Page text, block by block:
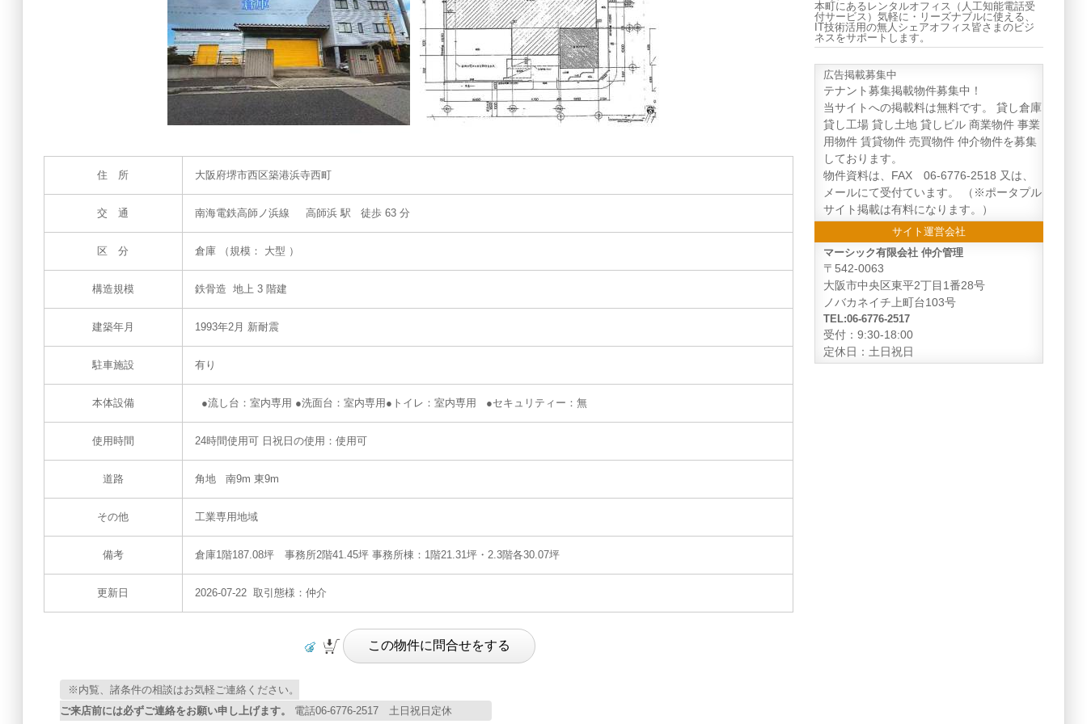
住 所 大阪府堺市西区築港浜寺西町
交 通 南海電鉄高師ノ浜線 高師浜 駅 徒歩 63 分
区 分 倉庫 （規模： 大型 ）
構造規模 鉄骨造 地上 3 階建
建築年月 1993年2月 新耐震
駐車施設 有り
本体設備 ●流し台：室内専用 ●洗面台：室内専用●トイレ：室内専用 ●セキュリティー：無
使用時間 24時間使用可 日祝日の使用：使用可
道路 角地 南9m 東9m
その他 工業専用地域
備考 倉庫1階187.08坪 事務所2階41.45坪 事務所棟：1階21.31坪・2.3階各30.07坪
更新日 2026-07-22 取引態様：仲介
※内覧、諸条件の相談はお気軽ご連絡ください。
ご来店前には必ずご連絡をお願い申し上げます。 電話06-6776-2517 土日祝日定休
本町にあるレンタルオフィス（人工知能電話受
付サービス）気軽に・リーズナブルに使える、
IT技術活用の無人シェアオフィス皆さまのビジ
ネスをサポートします。
広告掲載募集中
テナント募集掲載物件募集中！
当サイトへの掲載料は無料です。 貸し倉庫
貸し工場 貸し土地 貸しビル 商業物件 事業
用物件 賃貸物件 売買物件 仲介物件を募集
しております。
物件資料は、FAX 06-6776-2518 又は、
メールにて受付ています。 （※ポータプル
サイト掲載は有料になります。）
サイト運営会社
マーシック有限会社 仲介管理
〒542-0063
大阪市中央区東平2丁目1番28号
ノバカネイチ上町台103号
TEL:06-6776-2517
受付：9:30-18:00
定休日：土日祝日